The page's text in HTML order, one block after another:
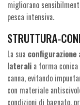
migliorano
pesca intensiva.
STRUTTURA-
La sua configurazione
laterali a forma
canna, evitando
con materiale
condizioni di bagnato,